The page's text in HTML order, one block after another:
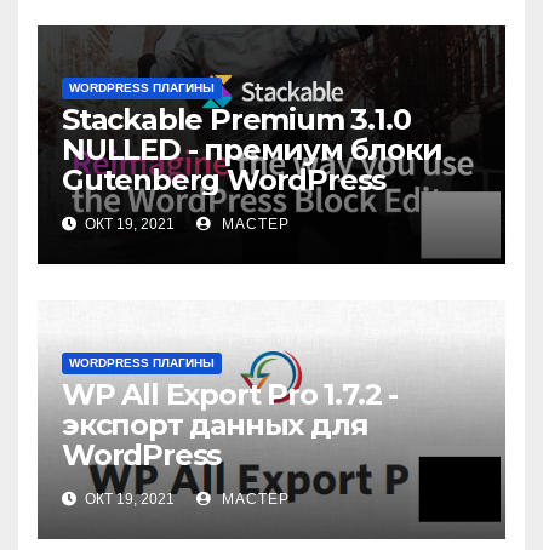
WORDPRESS ПЛАГИНЫ
Stackable Premium 3.1.0
NULLED - премиум блоки
Gutenberg WordPress
ОКТ 19, 2021 МАСТЕР
WORDPRESS ПЛАГИНЫ
WP All Export Pro 1.7.2 -
экспорт данных для
WordPress
ОКТ 19, 2021 МАСТЕР